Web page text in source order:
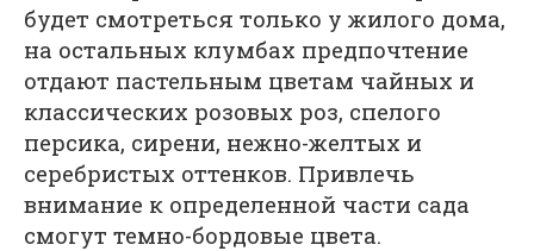
будет смотреться только у жилого дома,
на остальных клумбах предпочтение
отдают пастельным цветам чайных и
классических розовых роз, спелого
персика, сирени, нежно-желтых и
серебристых оттенков. Привлечь
внимание к определенной части сада
смогут темно-бордовые цвета.